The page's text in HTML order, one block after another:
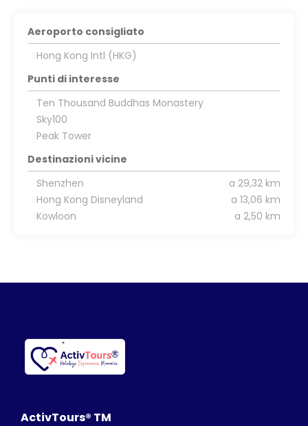
Aeroporto consigliato
Hong Kong Intl (HKG)
Punti di interesse
Ten Thousand Buddhas Monastery
Sky100
Peak Tower
Destinazioni vicine
Shenzhen
a 29,32 km
Hong Kong Disneyland
a 13,06 km
Kowloon
a 2,50 km
ActivTours® TM